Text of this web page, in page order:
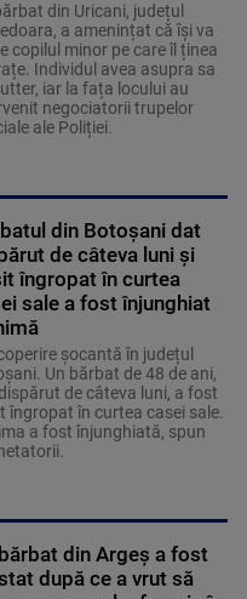
din Uricani, județul
a amenințat că își va
copilul minor pe care îl ținea
Individul avea asupra sa
iar la fața locului au
negociatorii trupelor
ale Poliției.
din Botoșani dat
de câteva luni și
îngropat în curtea
sale a fost înjunghiat
șocantă în județul
Un bărbat de 48 de ani,
de câteva luni, a fost
îngropat în curtea casei sale.
a fost înjunghiată, spun
din Argeș a fost
după ce a vrut să